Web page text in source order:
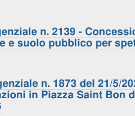
n. 2139 -
e suolo pubblico per
n. 1873 del 21/5/
in Piazza Saint Bon